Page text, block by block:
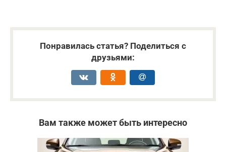
Понравилась статья? Поделиться с
друзьями:
Вам также может быть интересно